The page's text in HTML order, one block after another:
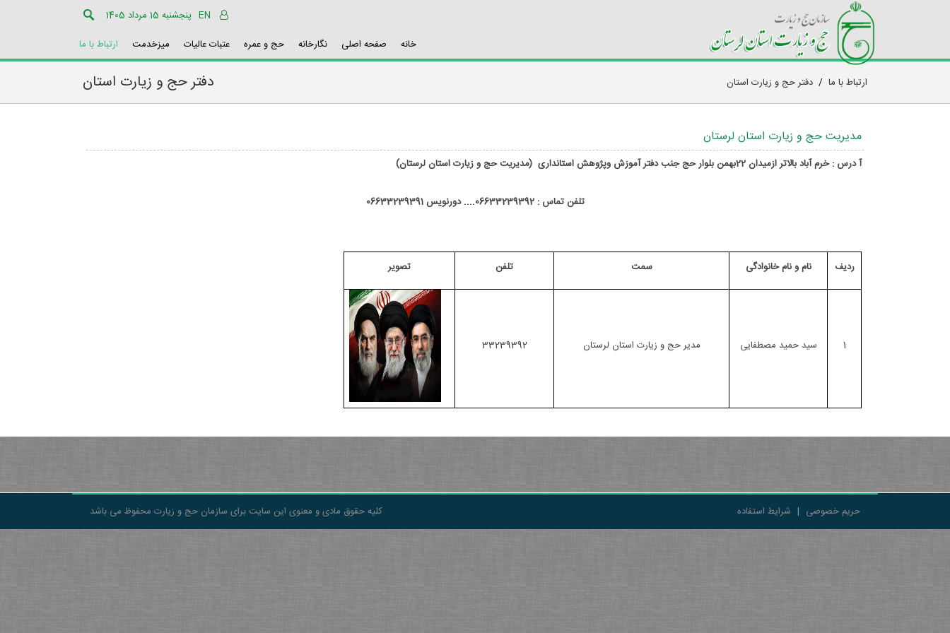
پنجشنبه 15 مرداد 1405 EN
خانه
صفحه اصلی نگارخانه حج و عمره عتبات عالیات میزخدمت ارتباط با ما
دفتر حج و زیارت استان ارتباط با ما / دفتر حج و زیارت استان
مدیریت حج و زیارت استان لرستان
آ درس : خرم آباد بالاتر ازمیدان 22بهمن بلوار حج جنب دفتر آموزش وپژوهش استانداری (مدیریت حج و زیارت استان لرستان )
تلفن تماس : 06633239392.... دورنویس 06633239391
ردیف نام و نام خانوادگی سمت تلفن تصویر
1 سید حمید مصطفایی مدیر حج و زیارت استان لرستان 33239392
کلیه حقوق مادی و معنوی این سایت برای سازمان حج و زیارت محفوظ می باشد حریم خصوصی | شرایط استفاده